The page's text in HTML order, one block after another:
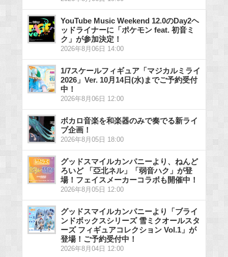
YouTube Music Weekend 12.0のDay2ヘ
ッドライナーに「ポケモン feat. 初音ミ
ク」が参加決定！
2026年8月06日 14:00
1/7スケールフィギュア「マジカルミライ
2026」Ver. 10月14日(水)までご予約受付
中！
2026年8月06日 12:00
ボカロ音楽を和楽器のみで奏でる新ライ
ブ企画！
2026年8月05日 18:00
グッドスマイルカンパニーより、ねんど
ろいど 「亞北ネル」「弱音ハク」が登
場！フェイスメーカーコラボも開催中！
2026年8月05日 12:00
グッドスマイルカンパニーより「ブライ
ンドボックスシリーズ 雪ミクオールスタ
ーズ フィギュアコレクション Vol.1」が
登場！ご予約受付中！
2026年8月04日 12:00